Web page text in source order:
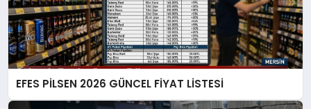
EFES PİLSEN 2026 GÜNCEL FİYAT LİSTESİ